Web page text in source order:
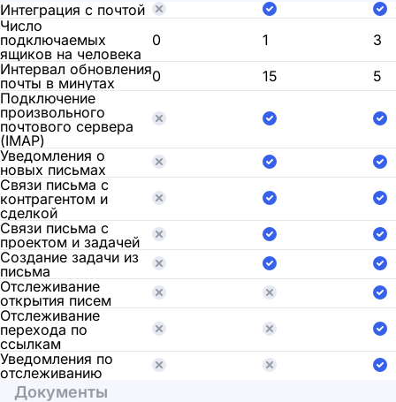
Интеграция с почтой
Число
подключаемых
ящиков на человека
0 1
3
Интервал обновления
почты в минутах
0 15
5
Подключение
произвольного
почтового сервера
(IMAP)
Уведомления о
новых письмах
Связи письма с
контрагентом и
сделкой
Связи письма с
проектом и задачей
Создание задачи из
письма
Отслеживание
открытия писем
Отслеживание
перехода по
ссылкам
Уведомления по
отслеживанию
Документы